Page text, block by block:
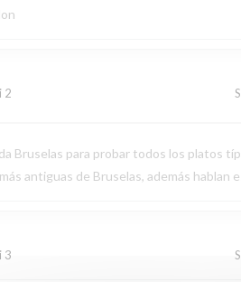
2
Bruselas para probar todos los platos
antiguas de Bruselas, además
3